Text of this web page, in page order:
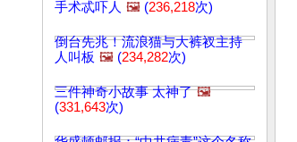
手术忒吓人 🖼️ (236,218次)
倒台先兆！流浪猫与大裤衩主持
人叫板 🖼️ (234,282次)
三件神奇小故事 太神了 🖼️
(331,643次)